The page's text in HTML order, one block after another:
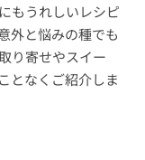
もうれしいレシピ
外と悩みの種でも
り寄せやスイー
となくご紹介しま